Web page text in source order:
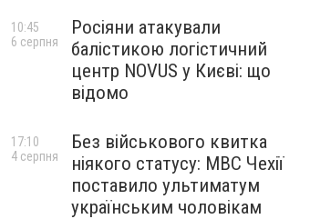
Росіяни атакували
балістикою логістичний
центр NOVUS у Києві: що
відомо
10:45
6 серпня
Без військового квитка
ніякого статусу: МВС Чехії
поставило ультиматум
українським чоловікам
17:10
4 серпня